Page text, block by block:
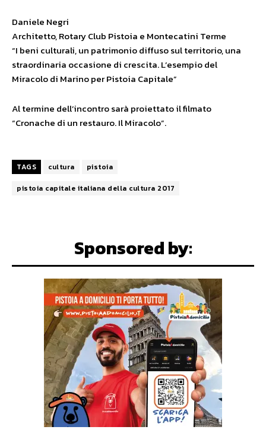
Daniele Negri
Architetto, Rotary Club Pistoia e Montecatini Terme
“I beni culturali, un patrimonio diffuso sul territorio, una
straordinaria occasione di crescita. L’esempio del
Miracolo di Marino per Pistoia Capitale”
Al termine dell’incontro sarà proiettato il filmato
“Cronache di un restauro. Il Miracolo”.
TAGS cultura
pistoia
pistoia capitale italiana della cultura 2017
Sponsored by: